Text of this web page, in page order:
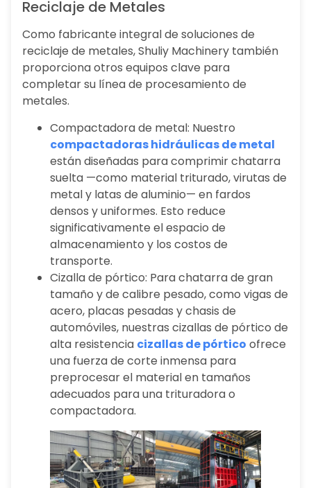
Reciclaje de Metales
Como fabricante integral de soluciones de
reciclaje de metales, Shuliy Machinery también
proporciona otros equipos clave para
completar su línea de procesamiento de
metales.
Compactadora de metal: Nuestro
compactadoras hidráulicas de metal
están diseñadas para comprimir chatarra
suelta —como material triturado, virutas de
metal y latas de aluminio— en fardos
densos y uniformes. Esto reduce
significativamente el espacio de
almacenamiento y los costos de
transporte.
Cizalla de pórtico: Para chatarra de gran
tamaño y de calibre pesado, como vigas de
acero, placas pesadas y chasis de
automóviles, nuestras cizallas de pórtico de
alta resistencia cizallas de pórtico ofrece
una fuerza de corte inmensa para
preprocesar el material en tamaños
adecuados para una trituradora o
compactadora.